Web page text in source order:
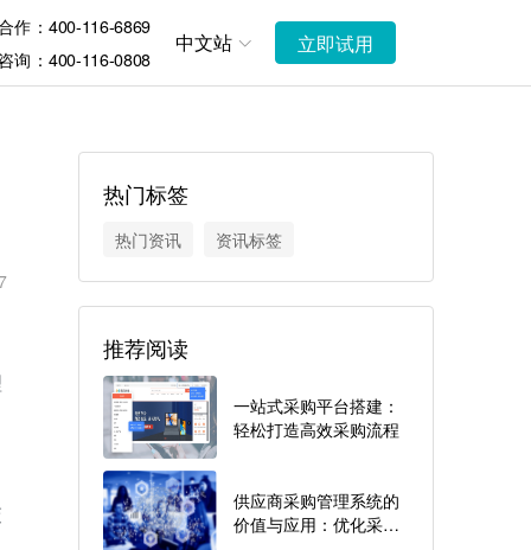
作：400-116-6869
询：400-116-0808
中文站 立即试用
热门标签
热门资讯 资讯标签
推荐阅读
一站式采购平台搭建：
轻松打造高效采购流程
供应商采购管理系统的
价值与应用：优化采购